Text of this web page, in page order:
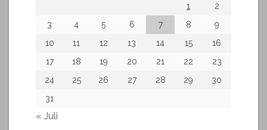
1
2
3
4 5 6 7 8
9
10
11 12 13 14 15
16
17
18 19 20 21 22
23
24
25 26 27 28 29
30
31
« Juli